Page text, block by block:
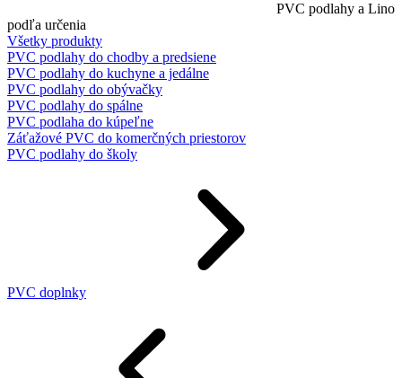
PVC podlahy a Lino
podľa určenia
Všetky produkty
PVC podlahy do chodby a predsiene
PVC podlahy do kuchyne a jedálne
PVC podlahy do obývačky
PVC podlahy do spálne
PVC podlaha do kúpeľne
Záťažové PVC do komerčných priestorov
PVC podlahy do školy
PVC doplnky